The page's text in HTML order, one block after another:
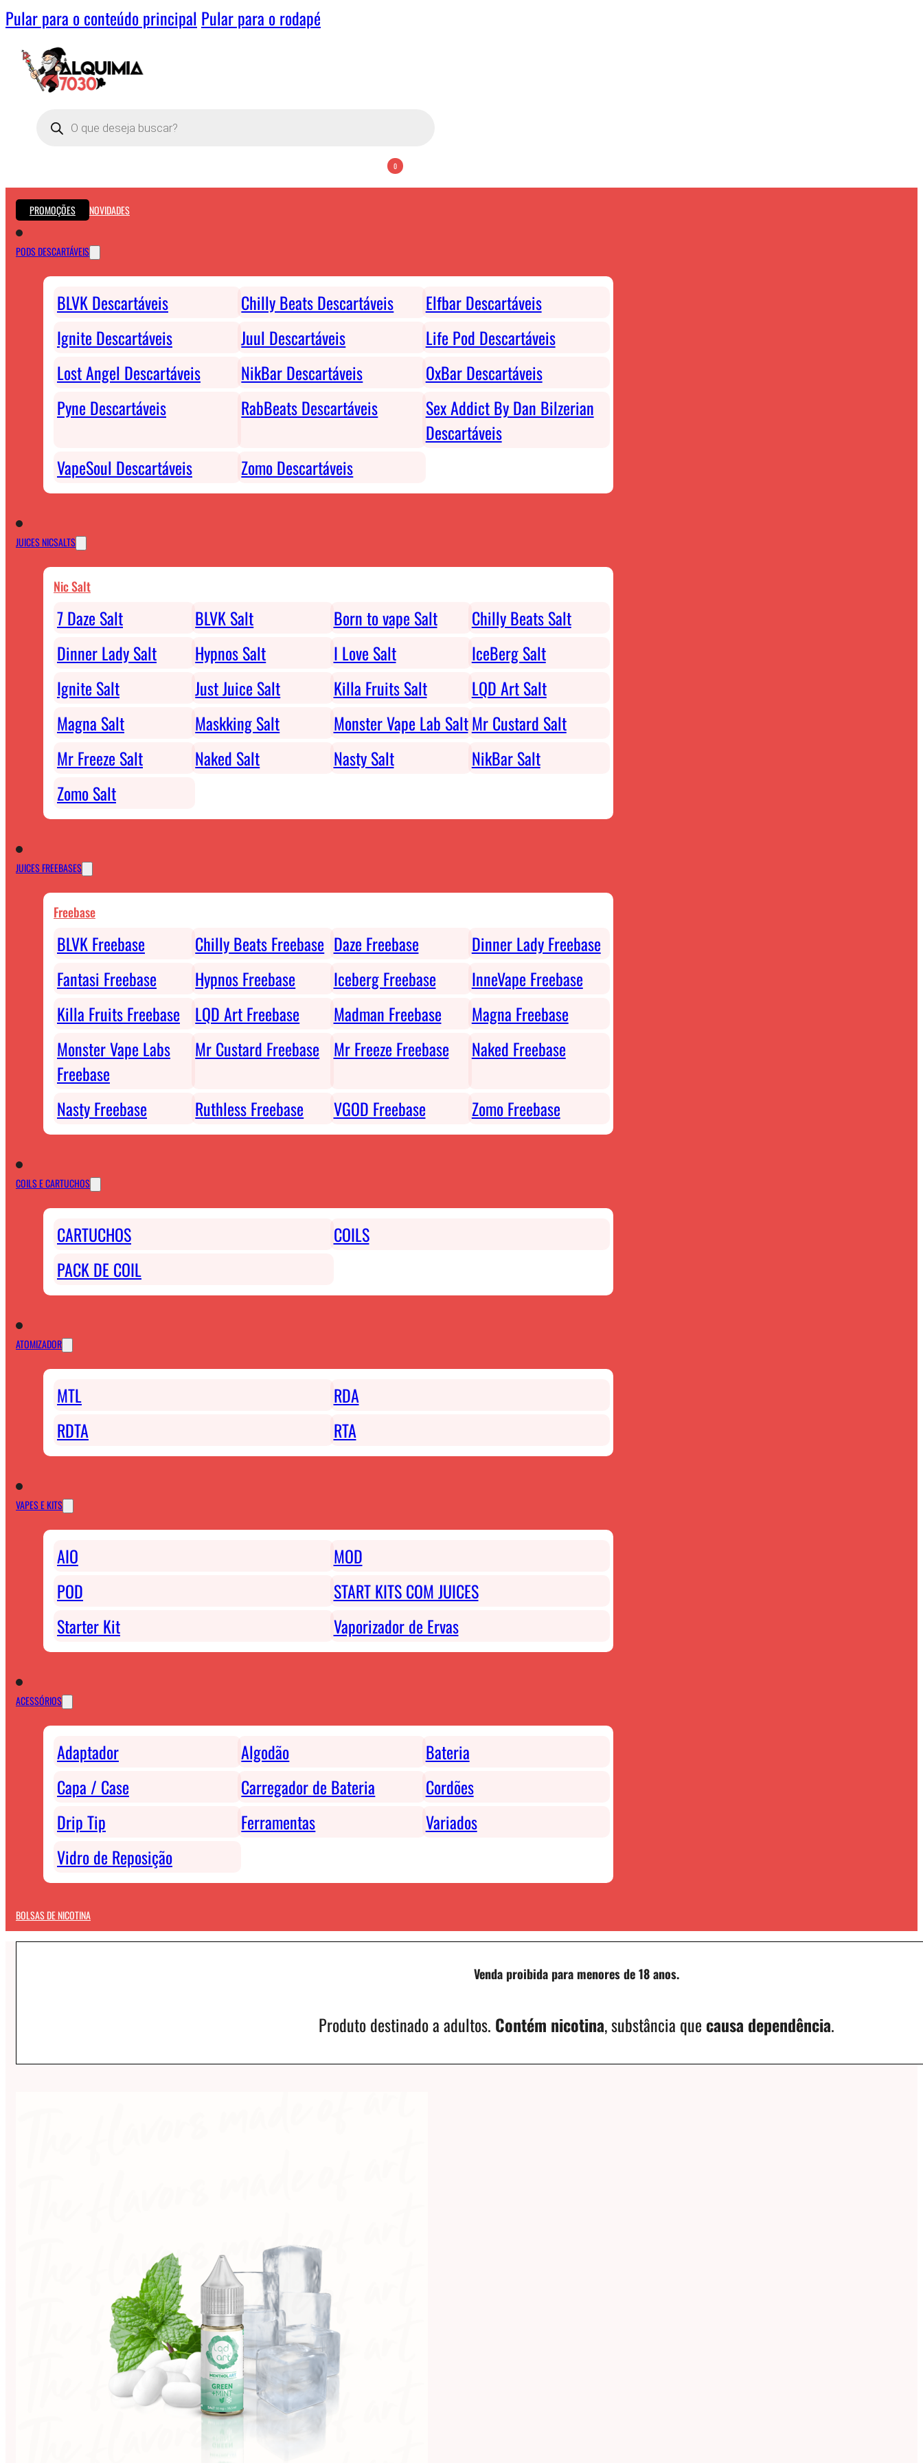
Pular para o conteúdo principal Pular para o rodapé
Pesquisar
produtos
0
PROMOÇÕES NOVIDADES
PODS DESCARTÁVEIS
BLVK Descartáveis Chilly Beats Descartáveis
Elfbar Descartáveis
Ignite Descartáveis
Juul Descartáveis
Life Pod Descartáveis
Lost Angel Descartáveis
NikBar Descartáveis
OxBar Descartáveis
Pyne Descartáveis
RabBeats Descartáveis
Sex Addict By Dan Bilzerian
Descartáveis
VapeSoul Descartáveis
Zomo Descartáveis
JUICES NICSALTS
Nic Salt
7 Daze Salt BLVK Salt Born to vape Salt
Chilly Beats Salt
Dinner Lady Salt
Hypnos Salt I Love Salt
IceBerg Salt
Ignite Salt
Just Juice Salt Killa Fruits Salt
LQD Art Salt
Magna Salt
Maskking Salt Monster Vape Lab SaltMr Custard Salt
Mr Freeze Salt
Naked Salt Nasty Salt
NikBar Salt
Zomo Salt
JUICES FREEBASES
Freebase
BLVK Freebase Chilly Beats Freebase Daze Freebase
Dinner Lady Freebase
Fantasi Freebase
Hypnos Freebase Iceberg Freebase
InneVape Freebase
Killa Fruits Freebase
LQD Art Freebase Madman Freebase
Magna Freebase
Monster Vape Labs
Freebase
Mr Custard Freebase Mr Freeze Freebase Naked Freebase
Nasty Freebase Ruthless Freebase VGOD Freebase Zomo Freebase
COILS E CARTUCHOS
CARTUCHOS
COILS
PACK DE COIL
ATOMIZADOR
MTL
RDA
RDTA
RTA
VAPES E KITS
AIO
MOD
POD
START KITS COM JUICES
Starter Kit
Vaporizador de Ervas
ACESSÓRIOS
Adaptador Algodão
Bateria
Capa / Case
Carregador de Bateria
Cordões
Drip Tip
Ferramentas
Variados
Vidro de Reposição
BOLSAS DE NICOTINA
Venda proibida para menores de 18 anos.
Produto destinado a adultos. Contém nicotina, substância que causa dependência.